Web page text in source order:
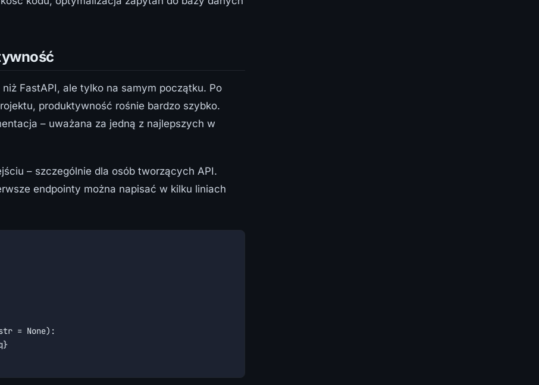
FastAPI, ale tylko na samym początku. Po
produktywność rośnie bardzo szybko.
– uważana za jedną z najlepszych w
– szczególnie dla osób tworzących API.
endpointy można napisać w kilku liniach
= None):